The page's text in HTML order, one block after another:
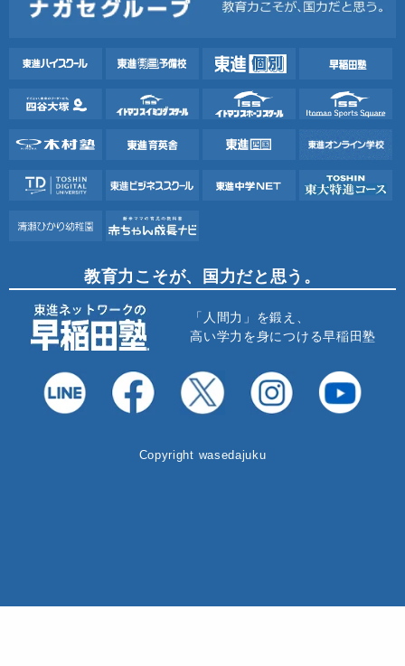
教育力こそが、国力だと思う。
「人間力」を鍛え、
高い学力を身につける早稲田塾
Copyright wasedajuku